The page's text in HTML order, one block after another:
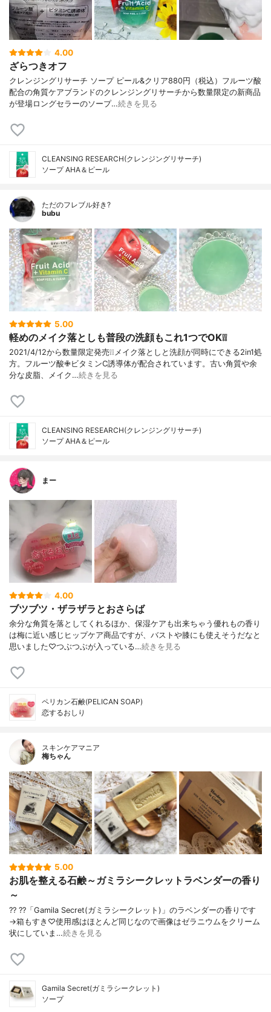
4.00
ざらつきオフ
クレンジングリサーチ ソープ ピール&クリア880円（税込）フルーツ酸
配合の角質ケアブランドのクレンジングリサーチから数量限定の新商品
が登場ロングセラーのソープ…続きを見る
CLEANSING RESEARCH(クレンジングリサーチ)
ソープ AHA＆ピール
ただのフレブル好き?
bubu
5.00
軽めのメイク落としも普段の洗顔もこれ1つでOK❕❕
2021/4/12から数量限定発売❕❕メイク落としと洗顔が同時にできる2in1処
方。フルーツ酸✙ビタミンC誘導体が配合されています。古い角質や余
分な皮脂、メイク…続きを見る
CLEANSING RESEARCH(クレンジングリサーチ)
ソープ AHA＆ピール
まー
4.00
ブツブツ・ザラザラとおさらば
余分な角質を落としてくれるほか、保湿ケアも出来ちゃう優れもの香り
は梅に近い感じヒップケア商品ですが、バストや膝にも使えそうだなと
思いました♡つぶつぶが入っている…続きを見る
ペリカン石鹸(PELICAN SOAP)
恋するおしり
スキンケアマニア
梅ちゃん
5.00
お肌を整える石鹸～ガミラシークレットラベンダーの香り
～
?? ??「Gamila Secret(ガミラシークレット)」のラベンダーの香りです
→箱もすき♡使用感はほとんど同じなので画像はゼラニウムをクリーム
状にしていま…続きを見る
Gamila Secret(ガミラシークレット)
ソープ